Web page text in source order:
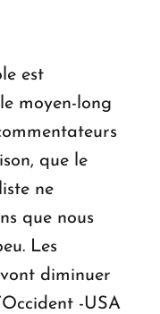
est
moyen-long
que le
ne
que nous
Les
diminuer
-USA